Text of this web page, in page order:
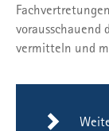
vorausschauend
vermitteln und